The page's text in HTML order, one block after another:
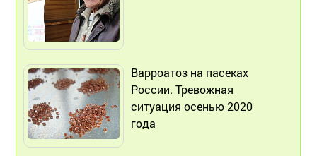
Варроатоз на пасеках
России. Тревожная
ситуация осенью 2020
года